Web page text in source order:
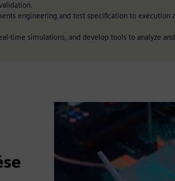
engineering and test specification to execution
time simulations, and develop tools to analyze